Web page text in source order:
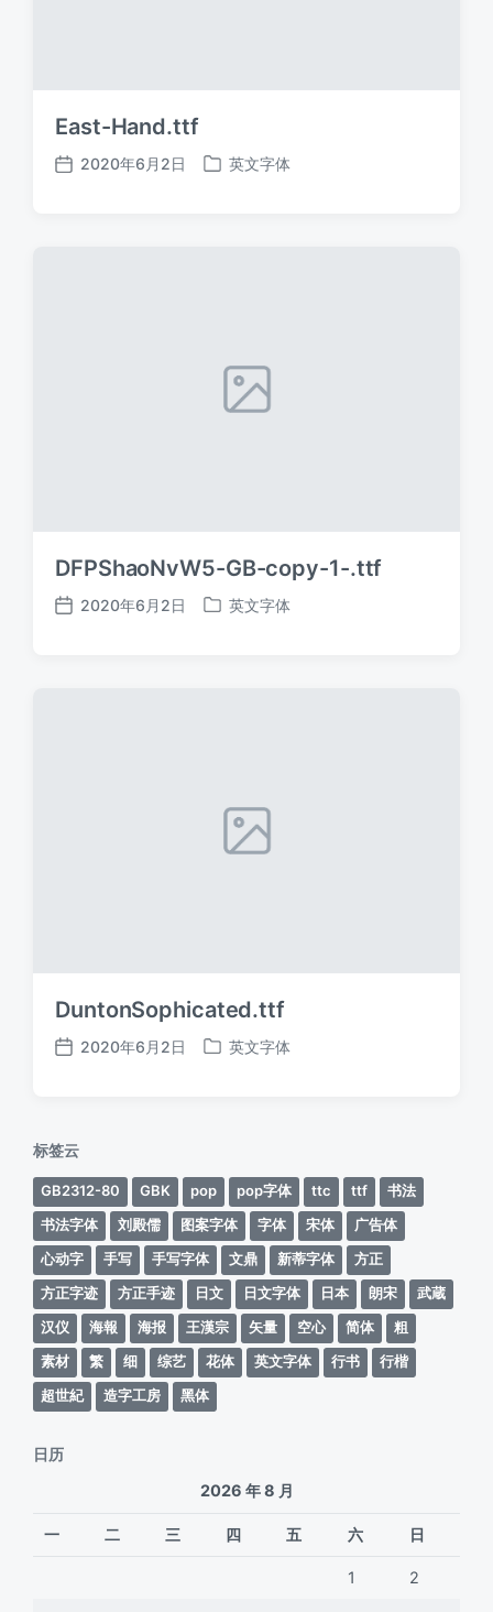
East-Hand.ttf
发
2020年6月2日
发
英文字体
DFPShaoNvW5-GB-copy-1-.ttf
发
2020年6月2日
发
英文字体
DuntonSophicated.ttf
发
2020年6月2日
发
英文字体
标签云
GB2312-80 GBK pop pop字体 ttc ttf
书法
书法字体
刘殿儒 图案字体 字体 宋体
广告体
心动字
手写 手写字体 文鼎 新蒂字体
方正
方正字迹
方正手迹 日文 日文字体 日本 朗宋
武蔵
汉仪
海報 海报 王漢宗 矢量 空心 简体
粗
素材
繁 细 综艺 花体 英文字体 行书
行楷
超世紀
造字工房 黑体
日历
2026 年 8 月
一 二 三 四 五 六 日
1 2